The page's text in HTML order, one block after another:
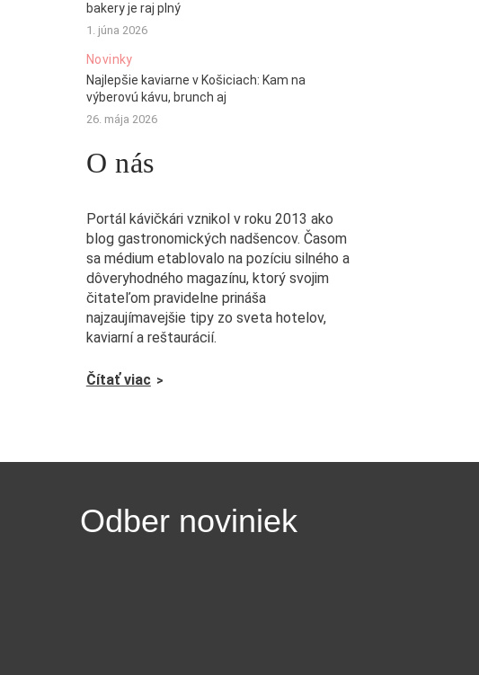
bakery je raj plný
1. júna 2026
Novinky
Najlepšie kaviarne v Košiciach: Kam na
výberovú kávu, brunch aj
26. mája 2026
O nás
Portál kávičkári vznikol v roku 2013 ako
blog gastronomických nadšencov. Časom
sa médium etablovalo na pozíciu silného a
dôveryhodného magazínu, ktorý svojim
čitateľom pravidelne prináša
najzaujímavejšie tipy zo sveta hotelov,
kaviarní a reštaurácií.
Čítať viac
Odber noviniek